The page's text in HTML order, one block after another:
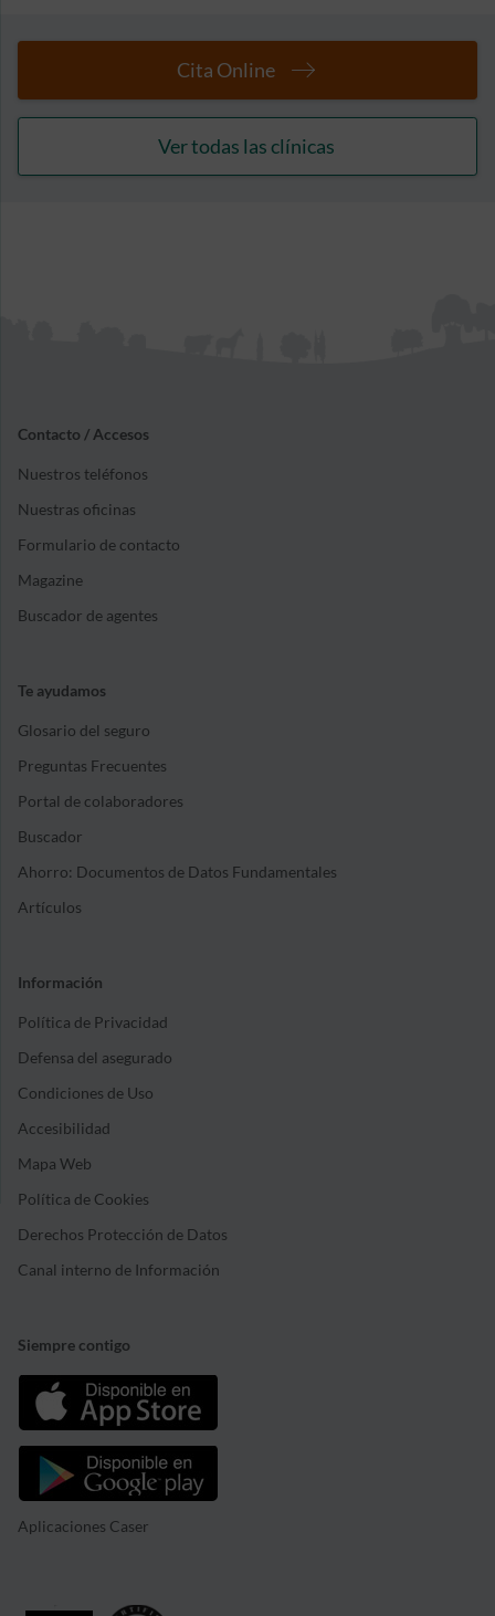
Cita Online
Ver todas las clínicas
Contacto / Accesos
Nuestros teléfonos
Nuestras oficinas
Formulario de contacto
Magazine
Buscador de agentes
Te ayudamos
Glosario del seguro
Preguntas Frecuentes
Portal de colaboradores
Buscador
Ahorro: Documentos de Datos Fundamentales
Artículos
Información
Política de Privacidad
Defensa del asegurado
Condiciones de Uso
Accesibilidad
Mapa Web
Política de Cookies
Derechos Protección de Datos
Canal interno de Información
Siempre contigo
Aplicaciones Caser